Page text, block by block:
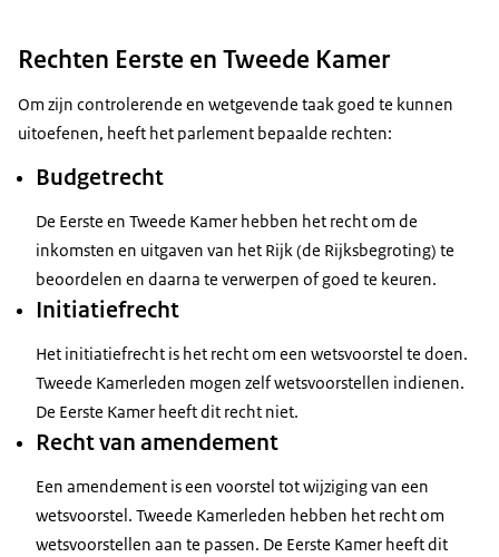
Rechten Eerste en Tweede Kamer
Om zijn controlerende en wetgevende taak goed te kunnen
uitoefenen, heeft het parlement bepaalde rechten:
Budgetrecht
De Eerste en Tweede Kamer hebben het recht om de
inkomsten en uitgaven van het Rijk (de Rijksbegroting) te
beoordelen en daarna te verwerpen of goed te keuren.
Initiatiefrecht
Het initiatiefrecht is het recht om een wetsvoorstel te doen.
Tweede Kamerleden mogen zelf wetsvoorstellen indienen.
De Eerste Kamer heeft dit recht niet.
Recht van amendement
Een amendement is een voorstel tot wijziging van een
wetsvoorstel. Tweede Kamerleden hebben het recht om
wetsvoorstellen aan te passen. De Eerste Kamer heeft dit